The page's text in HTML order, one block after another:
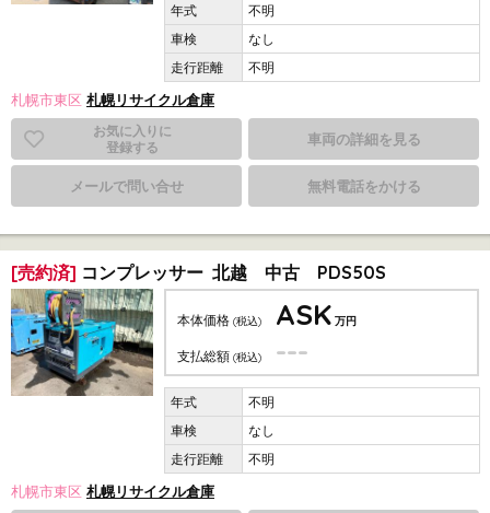
不明
なし
不明
札幌市東区 札幌リサイクル倉庫
お気に入りに
登録する
車両の詳細を見る
メールで問い合せ 無料電話をかける
[売約済] コンプレッサー 北越 中古 PDS50S
本体価格 (税込) ASK 万円
支払総額 (税込) ---
不明
なし
不明
札幌市東区 札幌リサイクル倉庫